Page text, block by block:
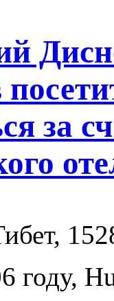
за
году,